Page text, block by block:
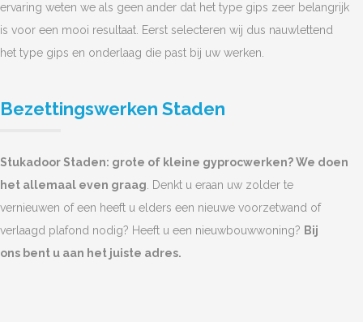
ervaring weten we als geen ander dat het type gips zeer belangrijk
is voor een mooi resultaat. Eerst selecteren wij dus nauwlettend
het type gips en onderlaag die past bij uw werken.
Bezettingswerken Staden
Stukadoor Staden: grote of kleine gyprocwerken? We doen
het allemaal even graag. Denkt u eraan uw zolder te
vernieuwen of een heeft u elders een nieuwe voorzetwand of
verlaagd plafond nodig? Heeft u een nieuwbouwwoning? Bij
ons bent u aan het juiste adres.